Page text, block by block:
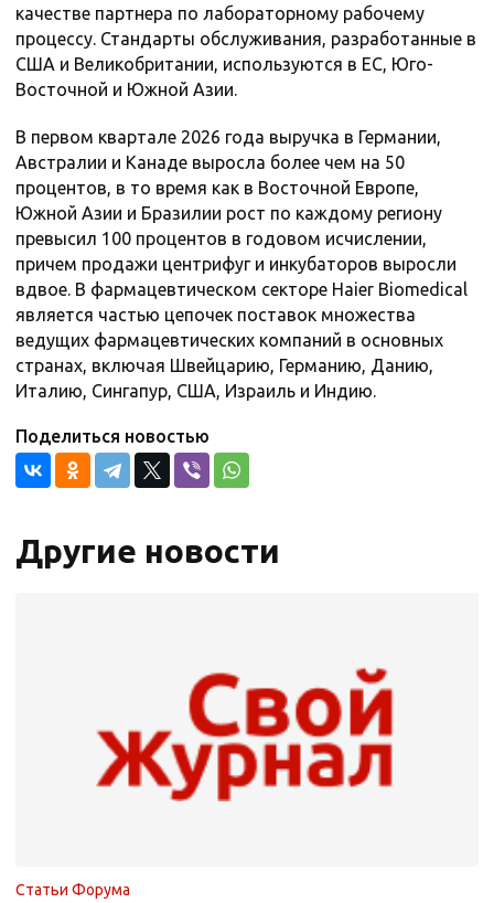
качестве партнера по лабораторному рабочему
процессу. Стандарты обслуживания, разработанные в
США и Великобритании, используются в ЕС, Юго-
Восточной и Южной Азии.
В первом квартале 2026 года выручка в Германии,
Австралии и Канаде выросла более чем на 50
процентов, в то время как в Восточной Европе,
Южной Азии и Бразилии рост по каждому региону
превысил 100 процентов в годовом исчислении,
причем продажи центрифуг и инкубаторов выросли
вдвое. В фармацевтическом секторе Haier Biomedical
является частью цепочек поставок множества
ведущих фармацевтических компаний в основных
странах, включая Швейцарию, Германию, Данию,
Италию, Сингапур, США, Израиль и Индию.
Поделиться новостью
Другие новости
Статьи Форума